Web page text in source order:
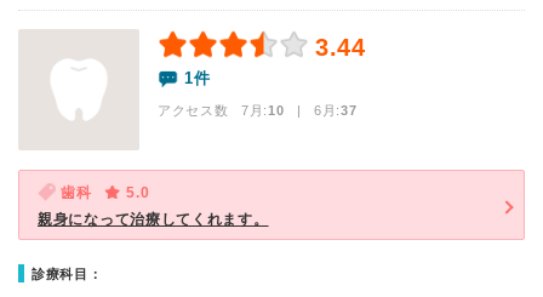
3.44
1件
アクセス数 7月:10 | 6月:37
歯科
5.0
親身になって治療してくれます。
診療科目：